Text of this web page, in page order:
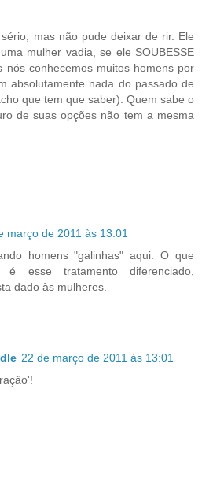
mas não pude deixar de rir. Ele
mulher vadia, se ele SOUBESSE
nós conhecemos muitos homens por
absolutamente nada do passado de
que tem que saber). Quem sabe o
de suas opções não tem a mesma
março de 2011 às 13:01
homens "galinhas" aqui. O que
é esse tratamento diferenciado,
dado às mulheres.
22 de março de 2011 às 13:01